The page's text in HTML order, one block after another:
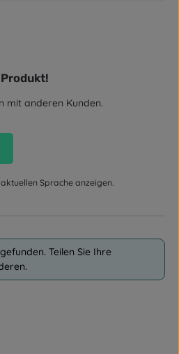
von 0 von 5 Sternen
mit anderen Kunden.
Sprache anzeigen.
Teilen Sie Ihre